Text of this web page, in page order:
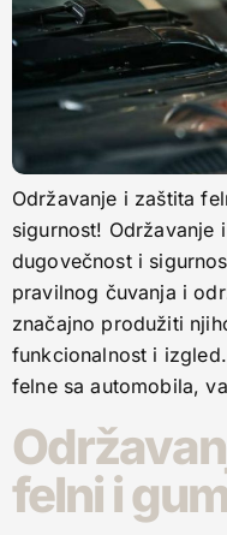
Održavanje i zaštita
sigurnost! Održavanje
dugovečnost i
pravilnog čuvanja i
značajno produžiti
funkcionalnost i
felne sa automobila,
felni i